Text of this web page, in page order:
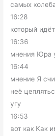
самых
16:28
который
16:36
мнения Юра
16:44
мнение Я
неё
угу
16:53
вот как Как